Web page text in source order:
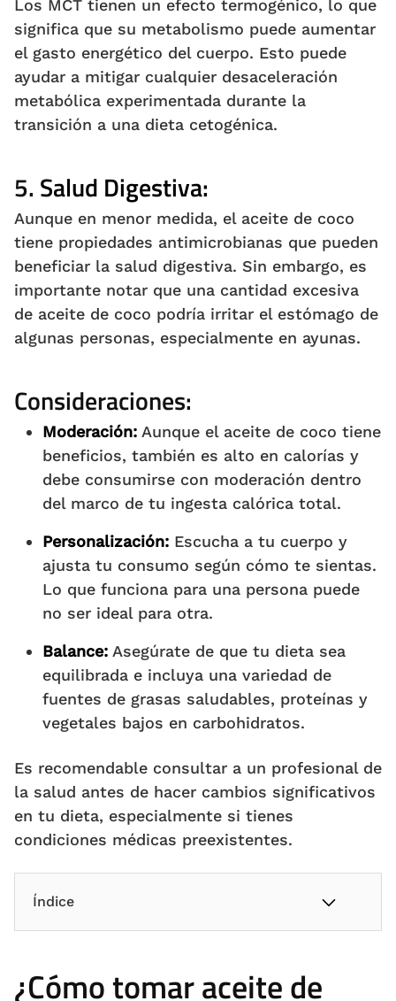
Los MCT tienen un efecto termogénico, lo que
significa que su metabolismo puede aumentar
el gasto energético del cuerpo. Esto puede
ayudar a mitigar cualquier desaceleración
metabólica experimentada durante la
transición a una dieta cetogénica.
5. Salud Digestiva:
Aunque en menor medida, el aceite de coco
tiene propiedades antimicrobianas que pueden
beneficiar la salud digestiva. Sin embargo, es
importante notar que una cantidad excesiva
de aceite de coco podría irritar el estómago de
algunas personas, especialmente en ayunas.
Consideraciones:
Moderación: Aunque el aceite de coco tiene
beneficios, también es alto en calorías y
debe consumirse con moderación dentro
del marco de tu ingesta calórica total.
Personalización: Escucha a tu cuerpo y
ajusta tu consumo según cómo te sientas.
Lo que funciona para una persona puede
no ser ideal para otra.
Balance: Asegúrate de que tu dieta sea
equilibrada e incluya una variedad de
fuentes de grasas saludables, proteínas y
vegetales bajos en carbohidratos.
Es recomendable consultar a un profesional de
la salud antes de hacer cambios significativos
en tu dieta, especialmente si tienes
condiciones médicas preexistentes.
Índice
¿Cómo tomar aceite de